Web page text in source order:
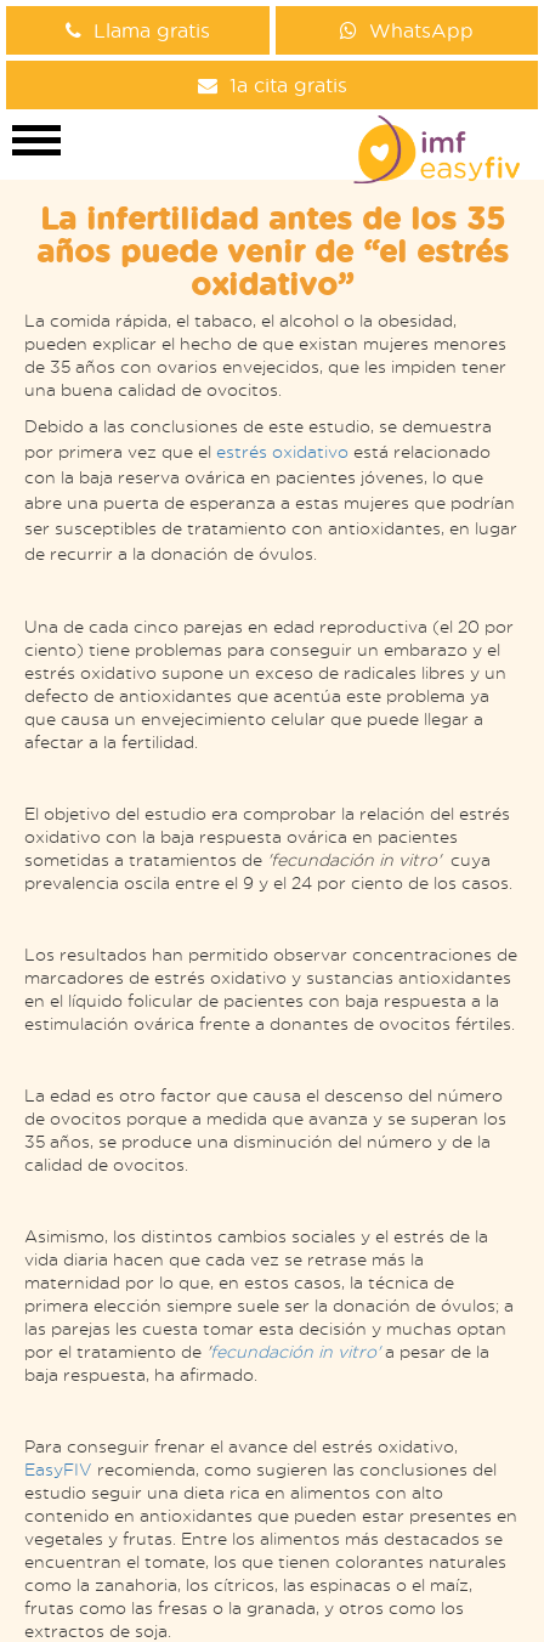
Llama gratis WhatsApp
1a cita gratis
La infertilidad antes de los 35
años puede venir de “el estrés
oxidativo”
La comida rápida, el tabaco, el alcohol o la obesidad,
pueden explicar el hecho de que existan mujeres menores
de 35 años con ovarios envejecidos, que les impiden tener
una buena calidad de ovocitos.
Debido a las conclusiones de este estudio, se demuestra
por primera vez que el estrés oxidativo está relacionado
con la baja reserva ovárica en pacientes jóvenes, lo que
abre una puerta de esperanza a estas mujeres que podrían
ser susceptibles de tratamiento con antioxidantes, en lugar
de recurrir a la donación de óvulos.
Una de cada cinco parejas en edad reproductiva (el 20 por
ciento) tiene problemas para conseguir un embarazo y el
estrés oxidativo supone un exceso de radicales libres y un
defecto de antioxidantes que acentúa este problema ya
que causa un envejecimiento celular que puede llegar a
afectar a la fertilidad.
El objetivo del estudio era comprobar la relación del estrés
oxidativo con la baja respuesta ovárica en pacientes
sometidas a tratamientos de 'fecundación in vitro' cuya
prevalencia oscila entre el 9 y el 24 por ciento de los casos.
Los resultados han permitido observar concentraciones de
marcadores de estrés oxidativo y sustancias antioxidantes
en el líquido folicular de pacientes con baja respuesta a la
estimulación ovárica frente a donantes de ovocitos fértiles.
La edad es otro factor que causa el descenso del número
de ovocitos porque a medida que avanza y se superan los
35 años, se produce una disminución del número y de la
calidad de ovocitos.
Asimismo, los distintos cambios sociales y el estrés de la
vida diaria hacen que cada vez se retrase más la
maternidad por lo que, en estos casos, la técnica de
primera elección siempre suele ser la donación de óvulos; a
las parejas les cuesta tomar esta decisión y muchas optan
por el tratamiento de 'fecundación in vitro'a pesar de la
baja respuesta, ha afirmado.
Para conseguir frenar el avance del estrés oxidativo,
EasyFIV recomienda, como sugieren las conclusiones del
estudio seguir una dieta rica en alimentos con alto
contenido en antioxidantes que pueden estar presentes en
vegetales y frutas. Entre los alimentos más destacados se
encuentran el tomate, los que tienen colorantes naturales
como la zanahoria, los cítricos, las espinacas o el maíz,
frutas como las fresas o la granada, y otros como los
extractos de soja.